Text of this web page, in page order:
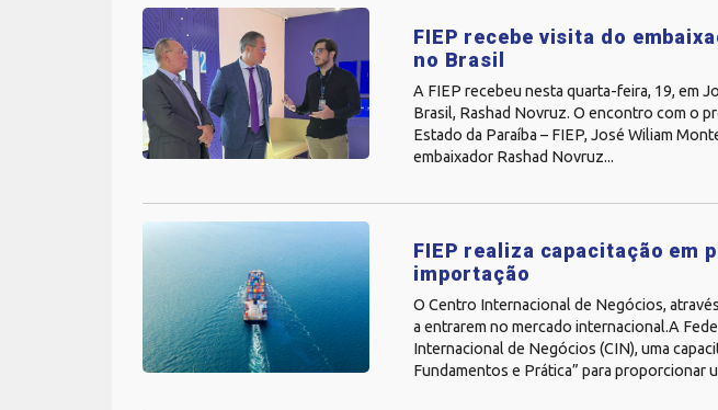
FIEP recebe visita do
no Brasil
A FIEP recebeu nesta quarta-feira, 19, em
Brasil, Rashad Novruz. O encontro com o
Estado da Paraíba – FIEP, José Wiliam
embaixador Rashad Novruz...
FIEP realiza capacitação em
importação
O Centro Internacional de Negócios,
a entrarem no mercado internacional.A
Internacional de Negócios (CIN), uma
Fundamentos e Prática” para proporcionar